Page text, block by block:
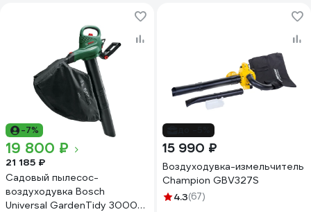
-7%
19 800 ₽
21 185 ₽
Садовый пылесос-
воздуходувка Bosch
Universal GardenTidy 3000
15 990 ₽
Воздуходувка-измельчитель
Champion GBV327S
4.3(67)